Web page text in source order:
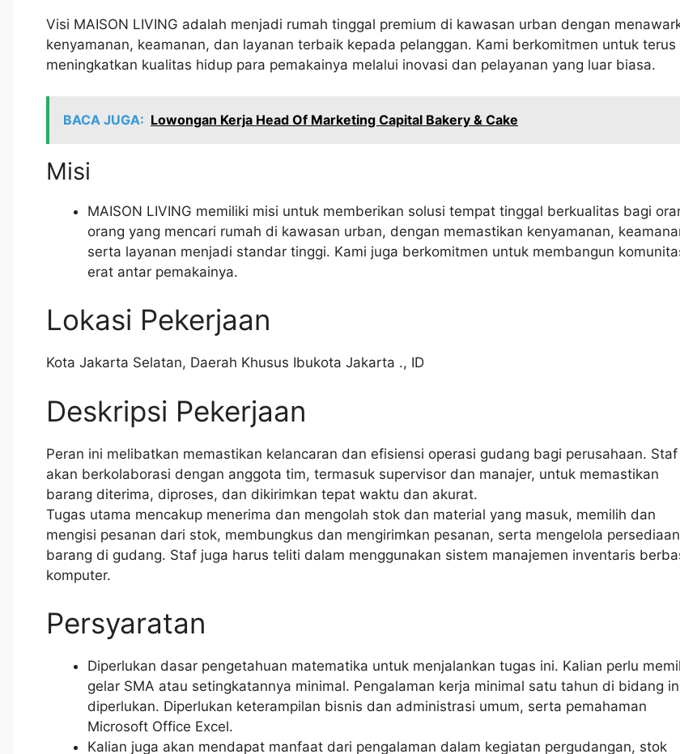
Visi MAISON LIVING adalah menjadi rumah tinggal premium di kawasan urban dengan
kenyamanan, keamanan, dan layanan terbaik kepada pelanggan. Kami berkomitmen untuk terus
meningkatkan kualitas hidup para pemakainya melalui inovasi dan pelayanan yang luar biasa.
BACA JUGA: Lowongan Kerja Head Of Marketing Capital Bakery & Cake
Misi
MAISON LIVING memiliki misi untuk memberikan solusi tempat tinggal berkualitas bagi
orang yang mencari rumah di kawasan urban, dengan memastikan kenyamanan,
serta layanan menjadi standar tinggi. Kami juga berkomitmen untuk membangun
erat antar pemakainya.
Lokasi Pekerjaan
Kota Jakarta Selatan, Daerah Khusus Ibukota Jakarta ., ID
Deskripsi Pekerjaan
Peran ini melibatkan memastikan kelancaran dan efisiensi operasi gudang bagi perusahaan. Staf
akan berkolaborasi dengan anggota tim, termasuk supervisor dan manajer, untuk memastikan
barang diterima, diproses, dan dikirimkan tepat waktu dan akurat.
Tugas utama mencakup menerima dan mengolah stok dan material yang masuk, memilih dan
mengisi pesanan dari stok, membungkus dan mengirimkan pesanan, serta mengelola persediaan
barang di gudang. Staf juga harus teliti dalam menggunakan sistem manajemen inventaris
komputer.
Persyaratan
Diperlukan dasar pengetahuan matematika untuk menjalankan tugas ini. Kalian perlu
gelar SMA atau setingkatannya minimal. Pengalaman kerja minimal satu tahun di bidang
diperlukan. Diperlukan keterampilan bisnis dan administrasi umum, serta pemahaman
Microsoft Office Excel.
Kalian juga akan mendapat manfaat dari pengalaman dalam kegiatan pergudangan, stok